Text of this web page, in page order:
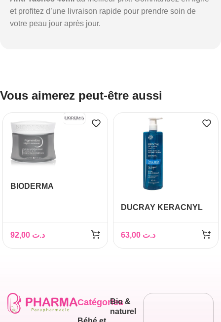
et profitez d’une livraison rapide pour prendre soin de
votre peau jour après jour.
Vous aimerez peut-être aussi
BIODERMA
د.ت
DUCRAY KERACNYL
VISAGE CORPS 400ML
د.ت
Catégories
Bio &
naturel